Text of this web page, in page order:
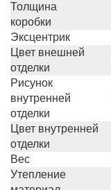
Толщина
коробки
Эксцентрик
Цвет внешней
отделки
Рисунок
внутренней
отделки
Цвет внутренней
отделки
Вес
Утепление